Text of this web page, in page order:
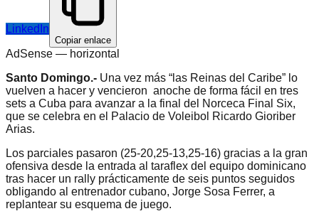
LinkedIn
Copiar enlace
AdSense — horizontal
Santo Domingo.- Una vez más “las Reinas del Caribe” lo
vuelven a hacer y vencieron anoche de forma fácil en tres
sets a Cuba para avanzar a la final del Norceca Final Six,
que se celebra en el Palacio de Voleibol Ricardo Gioriber
Arias.
Los parciales pasaron (25-20,25-13,25-16) gracias a la gran
ofensiva desde la entrada al taraflex del equipo dominicano
tras hacer un rally prácticamente de seis puntos seguidos
obligando al entrenador cubano, Jorge Sosa Ferrer, a
replantear su esquema de juego.